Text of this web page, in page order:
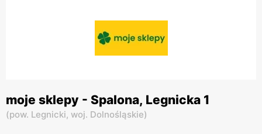
moje sklepy - Spalona, Legnicka 1
(pow. Legnicki, woj. Dolnośląskie)